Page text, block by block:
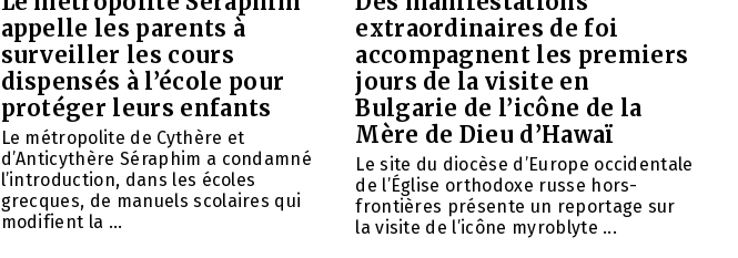
appelle les parents à
surveiller les cours
dispensés à l’école pour
protéger leurs enfants
Le métropolite de Cythère et
d’Anticythère Séraphim a condamné
l’introduction, dans les écoles
grecques, de manuels scolaires qui
modifient la ...
extraordinaires de foi
accompagnent les premiers
jours de la visite en
Bulgarie de l’icône de la
Mère de Dieu d’Hawaï
Le site du diocèse d’Europe occidentale
de l’Église orthodoxe russe hors-
frontières présente un reportage sur
la visite de l’icône myroblyte ...